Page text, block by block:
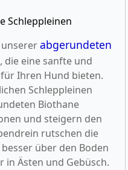
Schleppleinen
unsererabgerundeten
, die eine sanfte und
Ihren Hund bieten.
Schleppleinen
Biothane
und steigern den
rutschen die
über den Boden
in Ästen und Gebüsch.